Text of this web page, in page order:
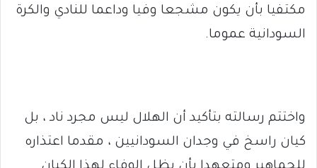
مكتفيا بأن يكون مشجعا وفيا وداعما للنادي والكرة
السودانية عموما.
واختتم رسالته بتأكيد أن الهلال ليس مجرد ناد ، بل
كيان راسخ في وجدان السودانيين ، مقدما اعتذاره